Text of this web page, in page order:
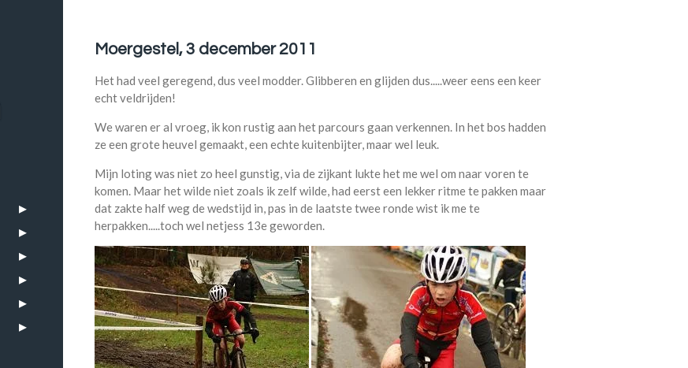
Moergestel, 3 december 2011
Het had veel geregend, dus veel modder. Glibberen en glijden dus.....weer eens een keer
echt veldrijden!
We waren er al vroeg, ik kon rustig aan het parcours gaan verkennen. In het bos hadden
ze een grote heuvel gemaakt, een echte kuitenbijter, maar wel leuk.
Mijn loting was niet zo heel gunstig, via de zijkant lukte het me wel om naar voren te
komen. Maar het wilde niet zoals ik zelf wilde, had eerst een lekker ritme te pakken maar
dat zakte half weg de wedstijd in, pas in de laatste twee ronde wist ik me te
herpakken.....toch wel netjess 13e geworden.